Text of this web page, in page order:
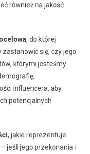
również na jakość
, do której
się, czy jego
którymi jesteśmy
influencera, aby
potencjalnych
, jakie reprezentuje
jeśli jego przekonania i